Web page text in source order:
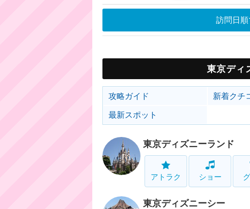
訪問日
東京ディ
攻略ガイド 新着クチ
最新スポット
東京ディズニーランド
アトラク ショー
東京ディズニーシー